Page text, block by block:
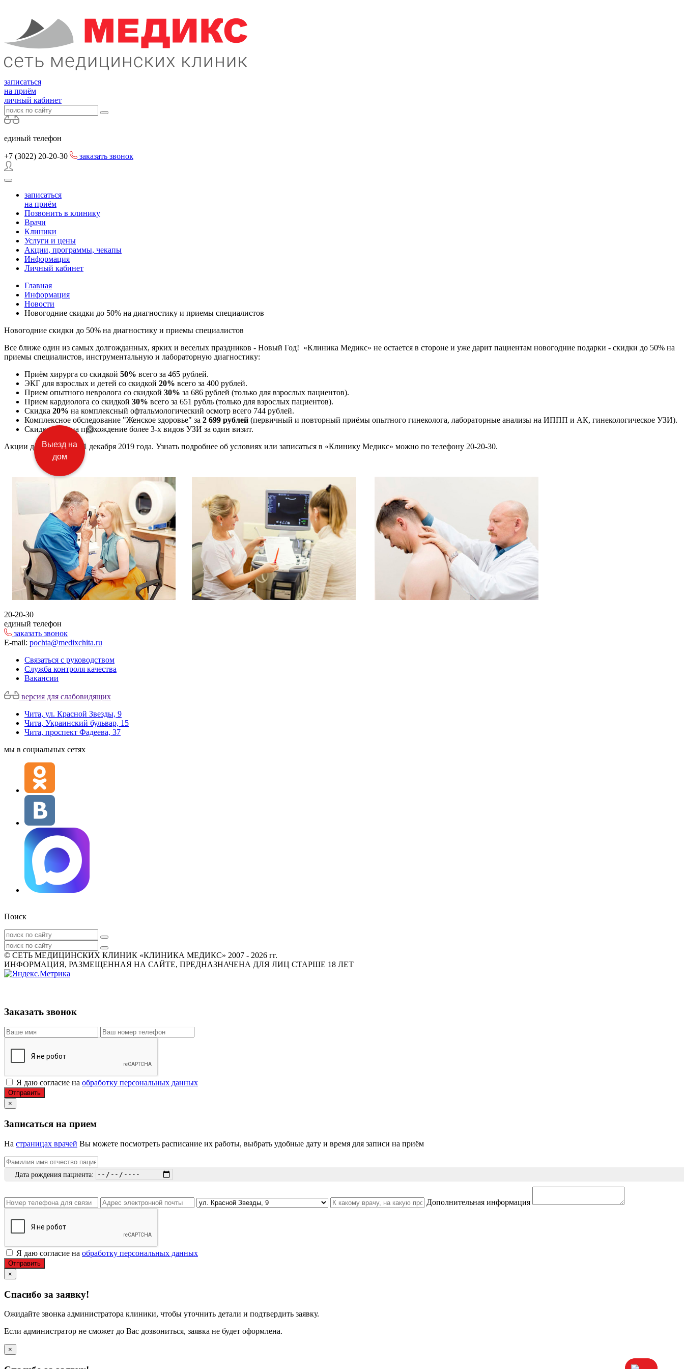
записаться
на приём
личный кабинет
единый телефон
+7 (3022) 20-20-30 заказать звонок
записаться
на приём
Позвонить в клинику
Врачи
Клиники
Услуги и цены
Акции, программы, чекапы
Информация
Личный кабинет
Главная
Информация
Новости
Новогодние скидки до 50% на диагностику и приемы специалистов
Новогодние скидки до 50% на диагностику и приемы специалистов
Все ближе один из самых долгожданных, ярких и веселых праздников - Новый Год! «Клиника Медикс» не остается в стороне и уже дарит пациентам новогодние подарки - скидки до 50% на
приемы специалистов, инструментальную и лабораторную диагностику:
Приём хирурга со скидкой 50% всего за 465 рублей.
ЭКГ для взрослых и детей со скидкой 20% всего за 400 рублей.
Прием опытного невролога со скидкой 30% за 686 рублей (только для взрослых пациентов).
Прием кардиолога со скидкой 30% всего за 651 рубль (только для взрослых пациентов).
Скидка 20% на комплексный офтальмологический осмотр всего 744 рублей.
Комплексное обследование "Женское здоровье" за 2 699 рублей (первичный и повторный приёмы опытного гинеколога, лабораторные анализы на ИППП и АК, гинекологическое УЗИ).
Скидка20%на прохождение более 3-х видов УЗИ за один визит.
Акции действуют до 31 декабря 2019 года. Узнать подробнее об условиях или записаться в «Клинику Медикс» можно по телефону 20-20-30.
20-20-30
единый телефон
заказать звонок
E-mail: pochta@medixchita.ru
Связаться с руководством
Служба контроля качества
Вакансии
версия для слабовидящих
Чита, ул. Красной Звезды, 9
Чита, Украинский бульвар, 15
Чита, проспект Фадеева, 37
мы в социальных сетях
Поиск
© СЕТЬ МЕДИЦИНСКИХ КЛИНИК «КЛИНИКА МЕДИКС» 2007 - 2026 гг.
ИНФОРМАЦИЯ, РАЗМЕЩЕННАЯ НА САЙТЕ, ПРЕДНАЗНАЧЕНА ДЛЯ ЛИЦ СТАРШЕ 18 ЛЕТ
Заказать звонок
Я даю согласие на обработку персональных данных
Отправить
×
Записаться на прием
На страницах врачей Вы можете посмотреть расписание их работы, выбрать удобные дату и время для записи на приём
Дата рождения пациента:
Дополнительная информация
Я даю согласие на обработку персональных данных
Отправить
×
Спасибо за заявку!
Ожидайте звонка администратора клиники, чтобы уточнить детали и подтвердить заявку.
Если администратор не сможет до Вас дозвониться, заявка не будет оформлена.
×
Выезд на
дом